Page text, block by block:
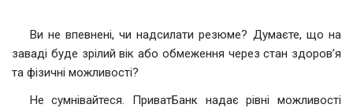
Ви не впевнені, чи надсилати резюме? Думаєте, що на
заваді буде зрілий вік або обмеження через стан здоров’я
та фізичні можливості?
Не сумнівайтеся. ПриватБанк надає рівні можливості